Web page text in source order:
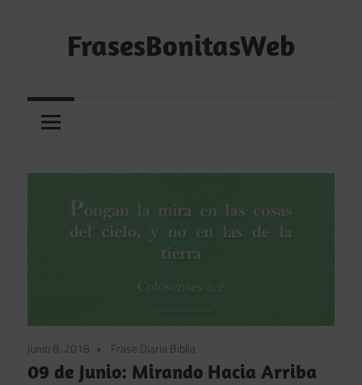
contenidoFrasesBonitasWeb
bonitas,
frases
amor
junio 8, 2018 Frase Diaria Biblia
09 de Junio: Mirando Hacia Arriba